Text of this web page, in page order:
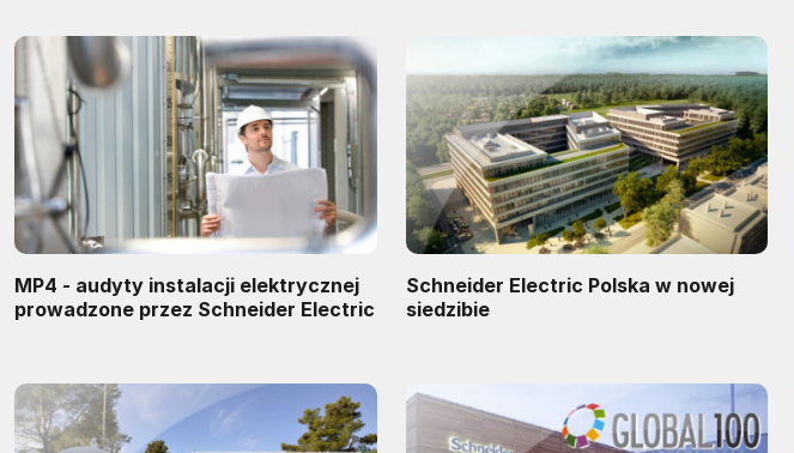
MP4 - audyty instalacji elektrycznej
prowadzone przez Schneider Electric
Schneider Electric Polska w nowej
siedzibie